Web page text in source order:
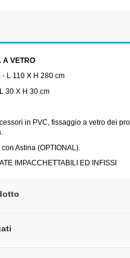
A VETRO
- L 110 X H 280 cm
30 X H 30 cm
in PVC, fissaggio a vetro dei
Astina (OPTIONAL).
IMPACCHETTABILI ED INFISSI